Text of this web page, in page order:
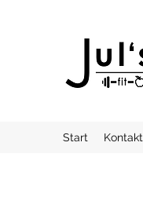
Start Kontakt